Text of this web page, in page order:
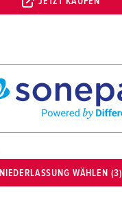
NIEDERLASSUNG WÄHLEN (3)